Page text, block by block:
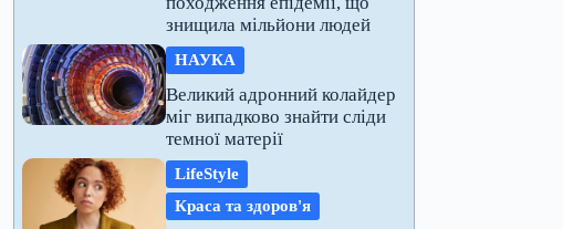
знищила мільйони людей
НАУКА
Великий адронний колайдер
міг випадково знайти сліди
темної матерії
LifeStyle
Краса та здоров'я